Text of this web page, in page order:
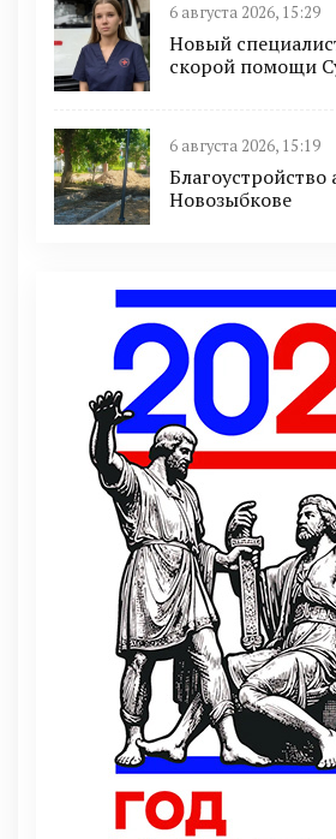
6 августа 2026, 15:29
Новый
скорой помощи
6 августа 2026, 15:19
Благоустройство
Новозыбкове